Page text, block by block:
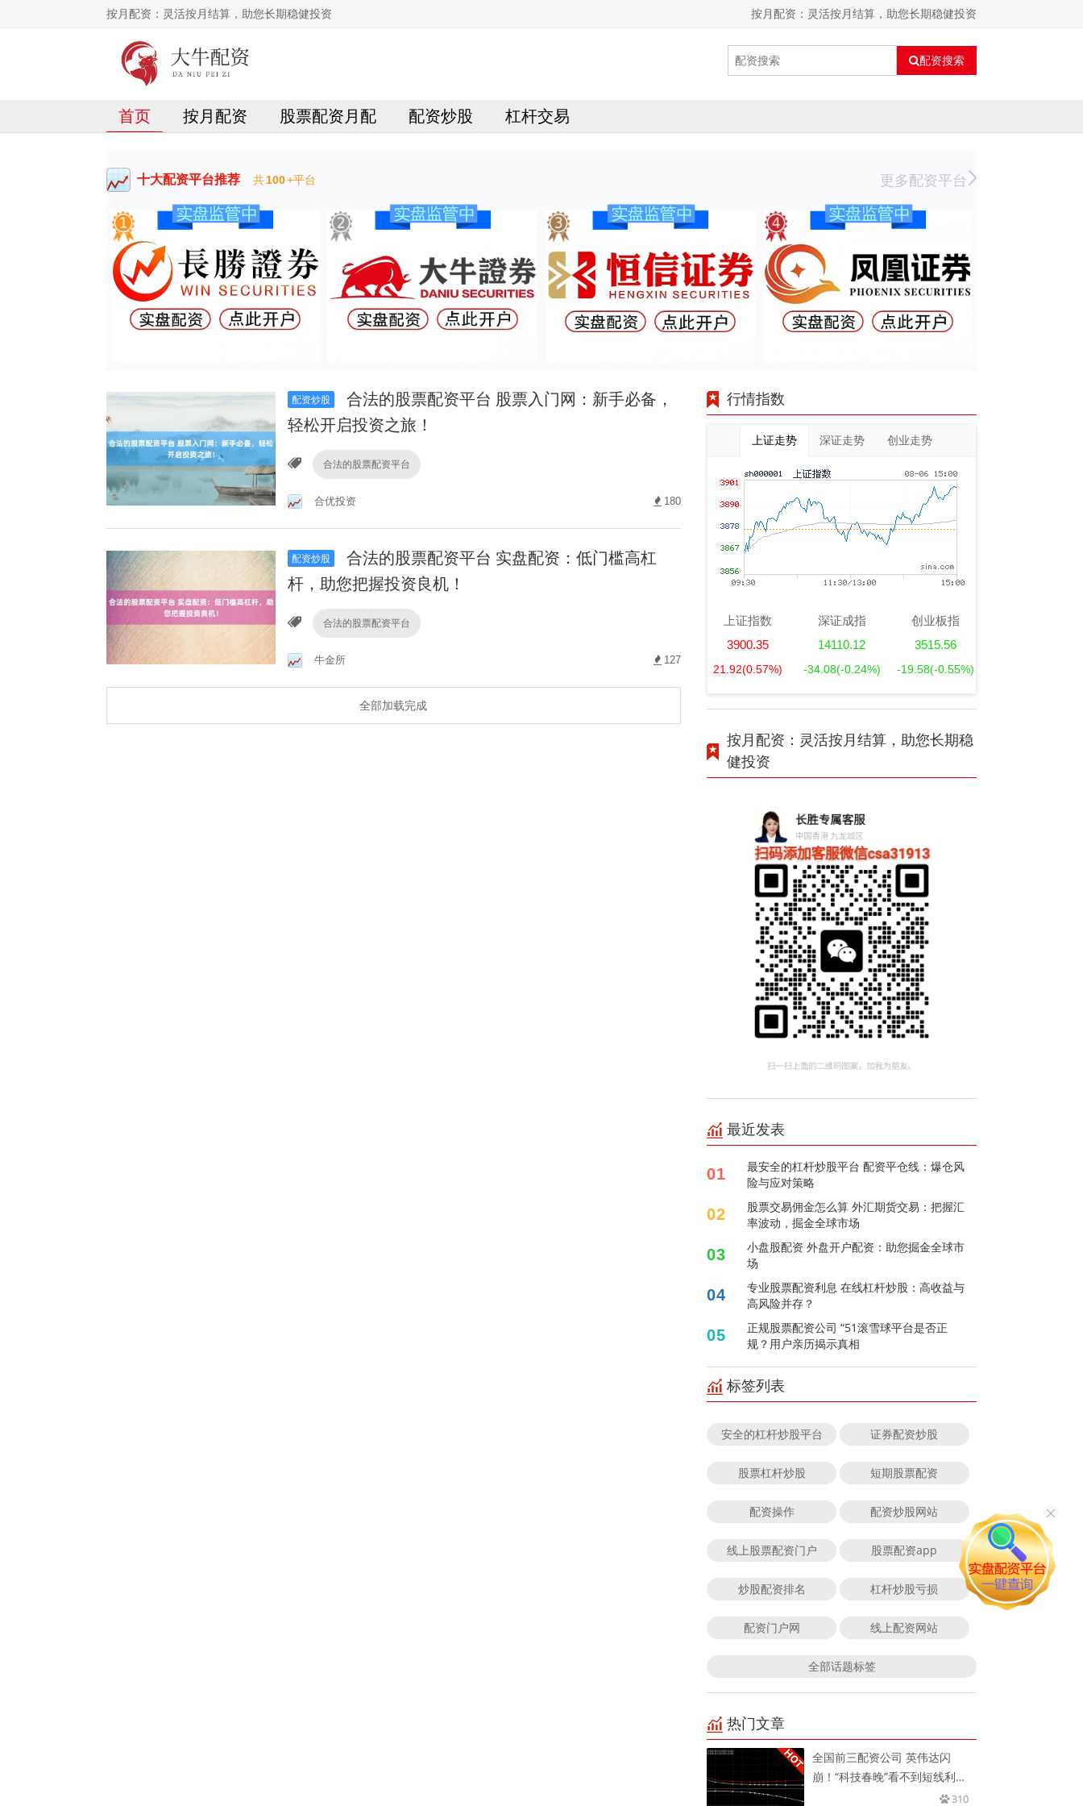
按月配资：灵活按月结算，助您长期稳健投资 按月配资：灵活按月结算，助您长期稳健投资
配资搜索
首页 按月配资 股票配资月配 配资炒股 杠杆交易
十大配资平台推荐 共100+平台 更多配资平台
配资炒股
合法的股票配资平台 股票入门网：新手必备，
轻松开启投资之旅！
合法的股票配资平台
合优投资 180
配资炒股
合法的股票配资平台 实盘配资：低门槛高杠
杆，助您把握投资良机！
合法的股票配资平台
牛金所 127
全部加载完成
行情指数
上证走势 深证走势 创业走势
上证指数
3900.35
21.92(0.57%)
深证成指
14110.12
-34.08(-0.24%)
创业板指
3515.56
-19.58(-0.55%)
按月配资：灵活按月结算，助您长期稳
健投资
最近发表
01
最安全的杠杆炒股平台 配资平仓线：爆仓风
险与应对策略
02
股票交易佣金怎么算 外汇期货交易：把握汇
率波动，掘金全球市场
03
小盘股配资 外盘开户配资：助您掘金全球市
场
04
专业股票配资利息 在线杠杆炒股：高收益与
高风险并存？
05
正规股票配资公司 “51滚雪球平台是否正
规？用户亲历揭示真相
标签列表
安全的杠杆炒股平台 证券配资炒股
股票杠杆炒股 短期股票配资
配资操作 配资炒股网站
线上股票配资门户 股票配资app
炒股配资排名 杠杆炒股亏损
配资门户网 线上配资网站
全部话题标签
热门文章
全国前三配资公司 英伟达闪
崩！“科技春晚”看不到短线利
310